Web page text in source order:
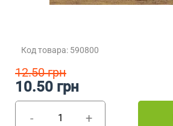
Код товара: 590800
- +
12.50 грн
10.50 грн